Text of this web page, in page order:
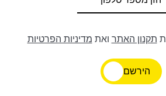
תקנון האתר ואת מדיניות הפרטיות
הירשם